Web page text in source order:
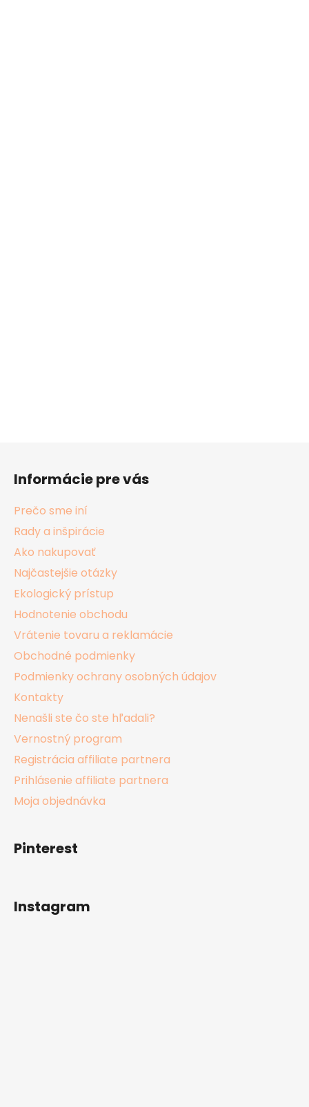
Informácie pre vás
Prečo sme iní
Rady a inšpirácie
Ako nakupovať
Najčastejšie otázky
Ekologický prístup
Hodnotenie obchodu
Vrátenie tovaru a reklamácie
Obchodné podmienky
Podmienky ochrany osobných údajov
Kontakty
Nenašli ste čo ste hľadali?
Vernostný program
Registrácia affiliate partnera
Prihlásenie affiliate partnera
Moja objednávka
Pinterest
Instagram